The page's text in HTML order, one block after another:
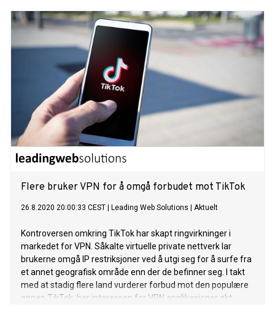
uken.
Flere bruker VPN for å omgå forbudet mot TikTok
26.8.2020 20:00:33 CEST Leading Web Solutions Aktuelt
Kontroversen omkring TikTok har skapt ringvirkninger i
markedet for VPN. Såkalte virtuelle private nettverk lar
brukerne omgå IP restriksjoner ved å utgi seg for å surfe fra
et annet geografisk område enn der de befinner seg. I takt
med at stadig flere land vurderer forbud mot den populære
appen TikTok, har interessen for VPN applikasjoner økt